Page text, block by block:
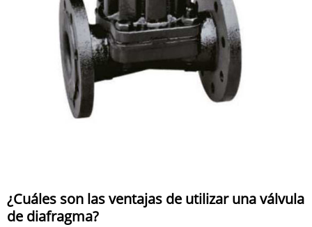
¿Cuáles son las ventajas de utilizar una válvula
de diafragma?